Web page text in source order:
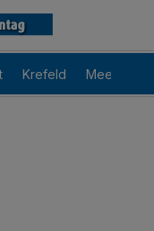
Krefeld Meerbusch